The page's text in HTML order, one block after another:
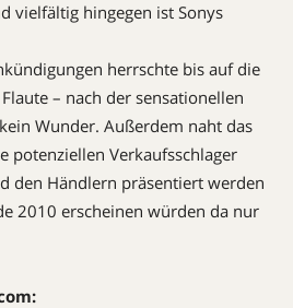
vielfältig hingegen ist Sonys
herrschte bis auf die
Flaute – nach der sensationellen
Wunder. Außerdem naht das
potenziellen Verkaufsschlager
den Händlern präsentiert werden
2010 erscheinen würden da nur